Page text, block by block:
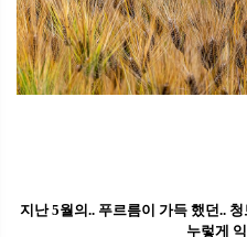
지난 5월의.. 푸르름이 가득 했던..
누렇게